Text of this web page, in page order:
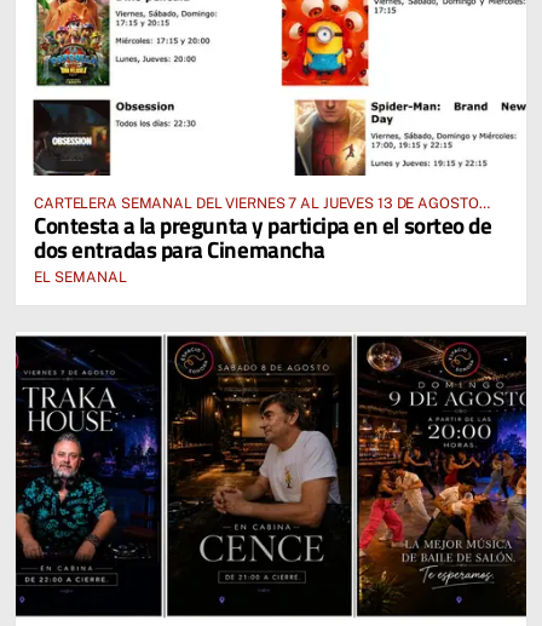
CARTELERA SEMANAL DEL VIERNES 7 AL JUEVES 13 DE AGOSTO
2026
Contesta a la pregunta y participa en el sorteo de
dos entradas para Cinemancha
EL SEMANAL